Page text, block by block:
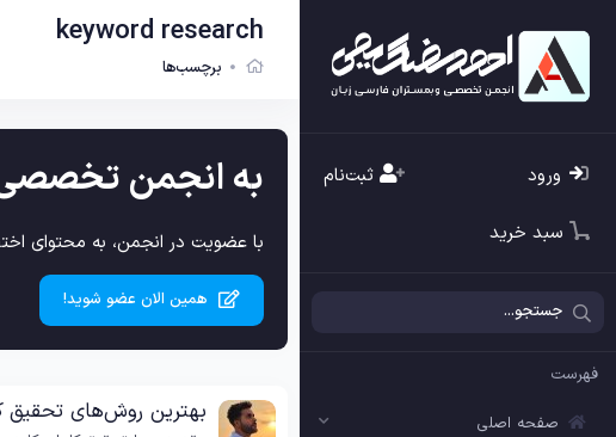
ورود ثبت‌نام
سبد خرید
فهرست
صفحه اصلی
keyword research
برچسب‌ها
به انجمن
با عضویت در انجمن، به محتوای
همین الان عضو شوید!
بهترین روش‌های تحقیق